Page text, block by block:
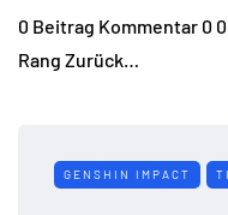
0 Beitrag Kommentar 0
Rang Zurück…
GENSHIN IMPACT